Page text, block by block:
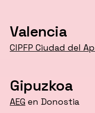
Valencia
CIPFP Ciudad del
Gipuzkoa
AEG en Donostia